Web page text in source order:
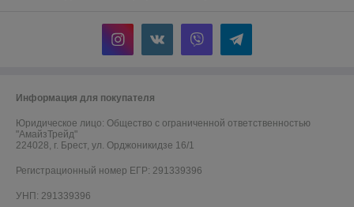
Информация для покупателя
Юридическое лицо: Общество с ограниченной ответственностью
"АмайзТрейд"
224028, г. Брест, ул. Орджоникидзе 16/1
Регистрационный номер ЕГР: 291339396
УНП: 291339396